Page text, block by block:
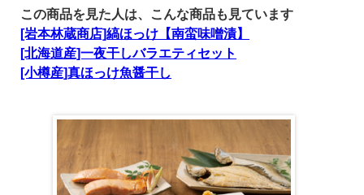
この商品を見た人は、こんな商品も見ています
[岩本林蔵商店]縞ほっけ【南蛮味噌漬】
[北海道産]一夜干しバラエティセット
[小樽産]真ほっけ魚醤干し